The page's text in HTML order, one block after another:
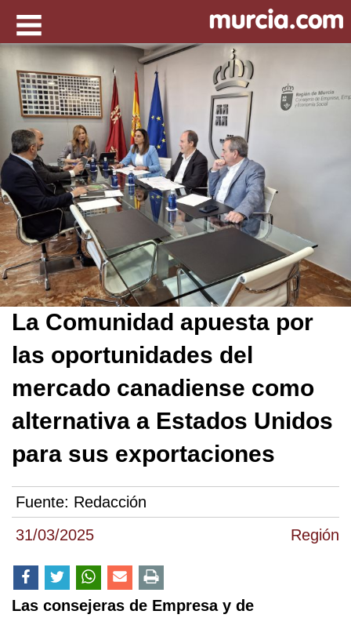
31/03/2025 Región
La Comunidad apuesta por
las oportunidades del
mercado canadiense como
alternativa a Estados Unidos
para sus exportaciones
Fuente: Redacción
Las consejeras de Empresa y de